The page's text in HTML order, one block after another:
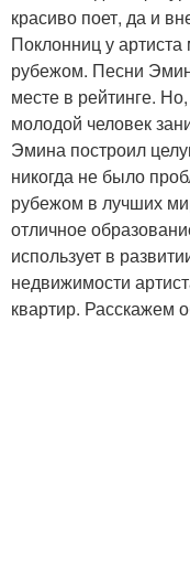
красиво поет, да и
Поклонниц у артиста
рубежом. Песни
месте в рейтинге.
молодой человек
Эмина построил
никогда не было
рубежом в лучших
отличное
использует в
недвижимости
квартир. Расскажем